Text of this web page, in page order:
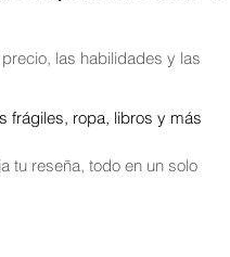
las habilidades y las
frágiles, ropa, libros y más
tu reseña, todo en un solo